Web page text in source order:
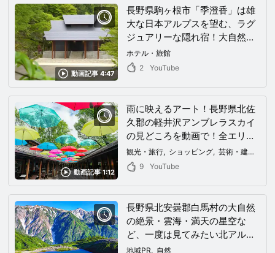
動画記事 4:47
長野県駒ヶ根市「季澄香」は雄
大な日本アルプスを望む、ラグ
ジュアリーな隠れ宿！大自然の
中で非日常な高級リゾート気分
を味わいたいならこのホテルへ
ホテル・旅館
2
YouTube
動画記事 1:12
雨に映えるアート！長野県北佐
久郡の軽井沢アンブレラスカイ
の見どころを動画で！全エリア
がインスタを賑わすハルニレテ
ラスの楽しみ方もご紹介
観光・旅行 ショッピング
芸術・建築物
9
YouTube
長野県北安曇郡白馬村の大自然
の絶景・雲海・満天の星空な
ど、一度は見てみたい北アルプ
ス白馬連峰登山を動画で！
地域PR
自然